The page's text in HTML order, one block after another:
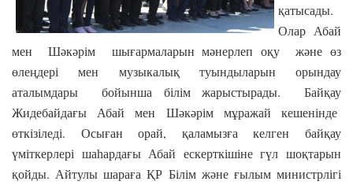
қатысады.
Олар Абай
мен Шәкәрім шығармаларын мәнерлеп оқу және өз
өлеңдері мен музыкалық туындыларын орындау
аталымдары бойынша білім жарыстырады. Байқау
Жидебайдағы Абай мен Шәкәрім мұражай кешенінде
өткізіледі. Осыған орай, қаламызға келген байқау
үміткерлері шаһардағы Абай ескерткішіне гүл шоқтарын
қойды. Айтулы шараға ҚР Білім және ғылым министрлігі